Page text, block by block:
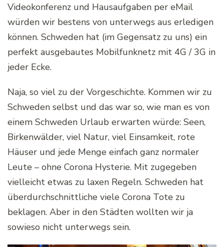
Videokonferenz und Hausaufgaben per eMail
würden wir bestens von unterwegs aus erledigen
können. Schweden hat (im Gegensatz zu uns) ein
perfekt ausgebautes Mobilfunknetz mit 4G / 3G in
jeder Ecke.
Naja, so viel zu der Vorgeschichte. Kommen wir zu
Schweden selbst und das war so, wie man es von
einem Schweden Urlaub erwarten würde: Seen,
Birkenwälder, viel Natur, viel Einsamkeit, rote
Häuser und jede Menge einfach ganz normaler
Leute – ohne Corona Hysterie. Mit zugegeben
vielleicht etwas zu laxen Regeln. Schweden hat
überdurchschnittliche viele Corona Tote zu
beklagen. Aber in den Städten wollten wir ja
sowieso nicht unterwegs sein.